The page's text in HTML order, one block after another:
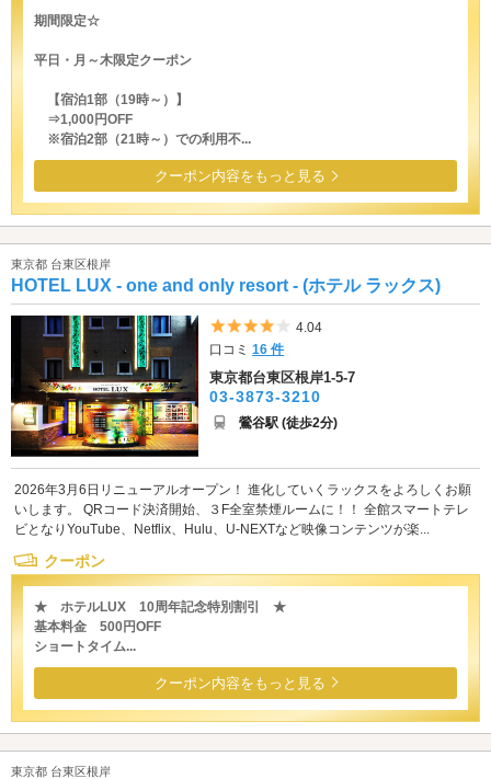
期間限定☆
平日・月～木限定クーポン
【宿泊1部（19時～）】
⇒1,000円OFF
※宿泊2部（21時～）での利用不...
クーポン内容をもっと見る
東京都 台東区根岸
HOTEL LUX - one and only resort - (ホテル ラックス)
5つ星のうち4
4.04
口コミ16 件
東京都台東区根岸1-5-7
03-3873-3210
鶯谷駅 (徒歩2分)
2026年3月6日リニューアルオープン！ 進化していくラックスをよろしくお願
いします。 QRコード決済開始、３F全室禁煙ルームに！！ 全館スマートテレ
ビとなりYouTube、Netflix、Hulu、U-NEXTなど映像コンテンツが楽...
クーポン
★ ホテルLUX 10周年記念特別割引 ★
基本料金 500円OFF
ショートタイム...
クーポン内容をもっと見る
東京都 台東区根岸